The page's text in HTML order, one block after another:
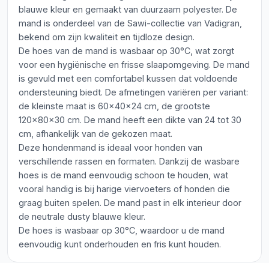
blauwe kleur en gemaakt van duurzaam polyester. De
mand is onderdeel van de Sawi-collectie van Vadigran,
bekend om zijn kwaliteit en tijdloze design.
De hoes van de mand is wasbaar op 30°C, wat zorgt
voor een hygiënische en frisse slaapomgeving. De mand
is gevuld met een comfortabel kussen dat voldoende
ondersteuning biedt. De afmetingen variëren per variant:
de kleinste maat is 60x40x24 cm, de grootste
120x80x30 cm. De mand heeft een dikte van 24 tot 30
cm, afhankelijk van de gekozen maat.
Deze hondenmand is ideaal voor honden van
verschillende rassen en formaten. Dankzij de wasbare
hoes is de mand eenvoudig schoon te houden, wat
vooral handig is bij harige viervoeters of honden die
graag buiten spelen. De mand past in elk interieur door
de neutrale dusty blauwe kleur.
De hoes is wasbaar op 30°C, waardoor u de mand
eenvoudig kunt onderhouden en fris kunt houden.